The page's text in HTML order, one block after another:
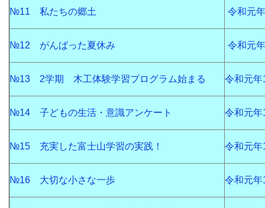
№11 私たちの郷土 令和元
№12 がんばった夏休み 令和元
№13 2学期 木工体験学習プログラム始まる 令和元
№14 子どもの生活・意識アンケート 令和元
№15 充実した富士山学習の実践！ 令和元
№16 大切な小さな一歩 令和元